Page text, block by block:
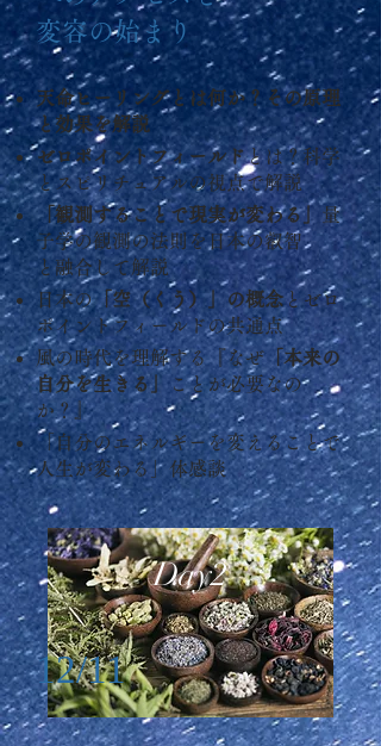
変容の始まり
天命ヒーリングとは何か？その原理
と効果を解説
ゼロポイントフィールドとは？科学
とスピリチュアルの視点で解説
「観測することで現実が変わる」 量
子学の観測の法則を日本の叡智
と融合して解説
日本の「空（くう）」の概念とゼロ
ポイントフィールドの共通点
風の時代を理解する『なぜ「本来の
自分を生きる」 ことが必要なの
か？』
「自分のエネルギーを変えることで
人生が変わる」体感談
Day2
12/11